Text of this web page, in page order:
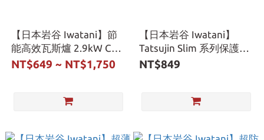
【日本岩谷 Iwatani】節
能高效瓦斯爐 2.9kW CB-
EPR-3 Eco Premium III 卡
NT$649 ~ NT$1,750
【日本岩谷 Iwatani】
Tatsujin Slim 系列保護殼
CB-TSL-CASE 卡式爐保護
NT$849